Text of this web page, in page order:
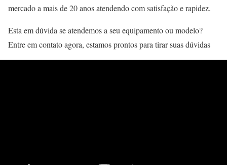
mercado a mais de 20 anos atendendo com satisfação e rapidez.
Esta em dúvida se atendemos a seu equipamento ou modelo?
Entre em contato agora, estamos prontos para tirar suas dúvidas